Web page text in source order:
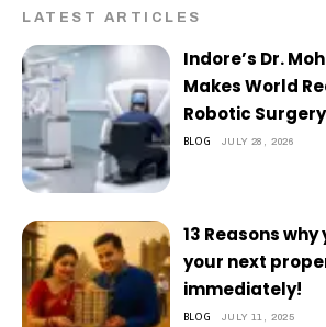
LATEST ARTICLES
Indore’s Dr.
Makes World
Robotic Surgery
BLOG JULY 28, 2026
13 Reasons
your next
immediately!
BLOG JULY 11, 2025